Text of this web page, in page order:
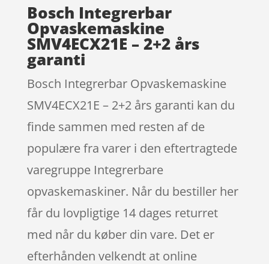
Bosch Integrerbar
Opvaskemaskine
SMV4ECX21E – 2+2 års
garanti
Bosch Integrerbar Opvaskemaskine
SMV4ECX21E – 2+2 års garanti kan du
finde sammen med resten af de
populære fra varer i den eftertragtede
varegruppe Integrerbare
opvaskemaskiner. Når du bestiller her
får du lovpligtige 14 dages returret
med når du køber din vare. Det er
efterhånden velkendt at online